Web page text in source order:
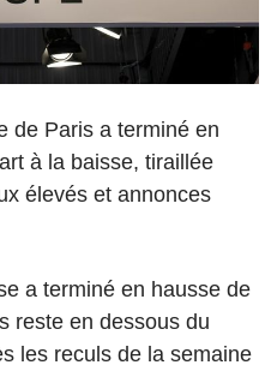
de Paris a terminé en
à la baisse, tiraillée
élevés et annonces
a terminé en hausse de
reste en dessous du
les reculs de la semaine